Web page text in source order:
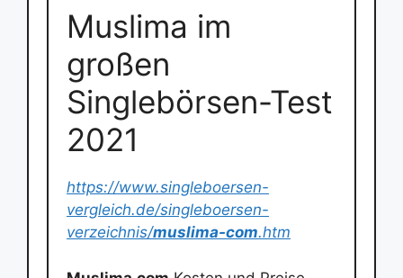
Muslima im
großen
Singlebörsen-Test
2021
https://www.singleboersen-
vergleich.de/singleboersen-
verzeichnis/muslima-com.htm